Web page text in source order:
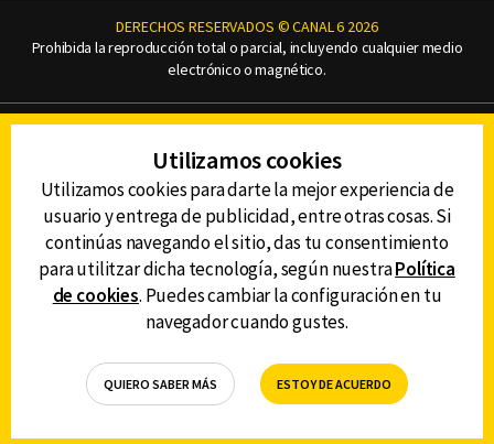
DERECHOS RESERVADOS © CANAL 6 2026
Prohibida la reproducción total o parcial, incluyendo cualquier medio
electrónico o magnético.
AVISO DE PRIVACIDAD
AVISO LEGAL
DEFENSORÍA DE LAS AUDIENCIAS
DESCARGA LA APP DE CANAL 6
Utilizamos cookies
Utilizamos cookies para darte la mejor experiencia de
usuario y entrega de publicidad, entre otras cosas. Si
continúas navegando el sitio, das tu consentimiento
para utilitzar dicha tecnología, según nuestraPolítica
de cookies. Puedes cambiar la configuración en tu
navegador cuando gustes.
QUIERO SABER MÁS ESTOY DE ACUERDO